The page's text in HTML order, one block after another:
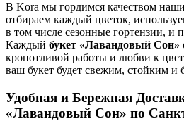
В Kora мы гордимся качеством
отбираем каждый цветок,
в том числе сезонные гортензии, и
Каждый букет «Лавандовый Сон»
кропотливой работы и любви к
ваш букет будет свежим, стойким и
Удобная и Бережная
«Лавандовый Сон» по